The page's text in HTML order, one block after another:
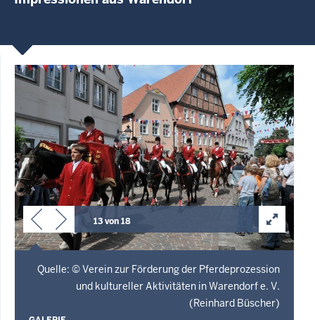
13 von 18
Quelle: © Verein zur Förderung der Pferdeprozession
und kultureller Aktivitäten in Warendorf e. V.
(Reinhard Büscher)